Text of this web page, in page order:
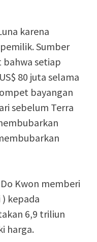
karena
Sumber
bahwa setiap
80 juta selama
bayangan
sebelum Terra
Kwon memberi
kepada
6,9 triliun
harga.